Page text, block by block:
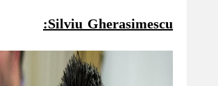
Silviu Gherasimescu: